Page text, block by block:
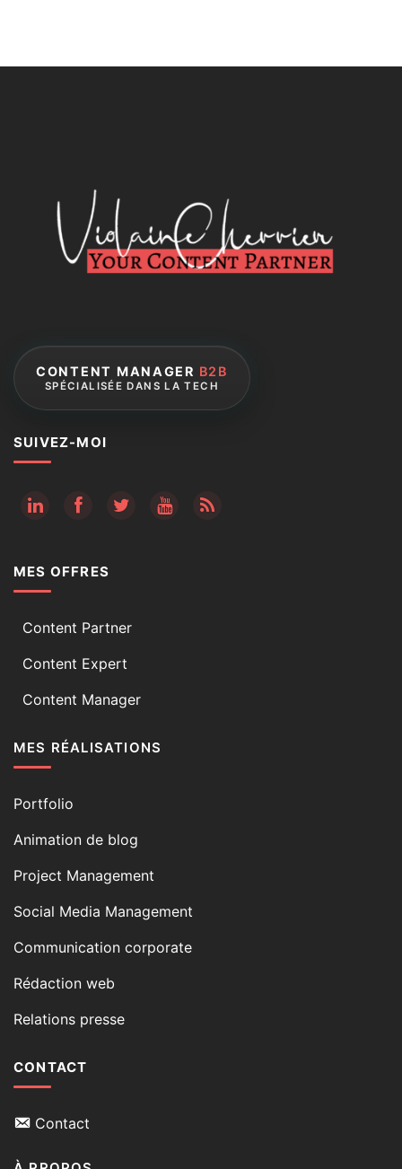
CONTENT MANAGER B2B
SPÉCIALISÉE DANS LA TECH
SUIVEZ-MOI
RSS
MES OFFRES
Content Partner
Content Expert
Content Manager
MES RÉALISATIONS
Portfolio
Animation de blog
Project Management
Social Media Management
Communication corporate
Rédaction web
Relations presse
CONTACT
Contact